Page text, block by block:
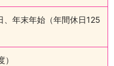
、年末年始（年間休日125